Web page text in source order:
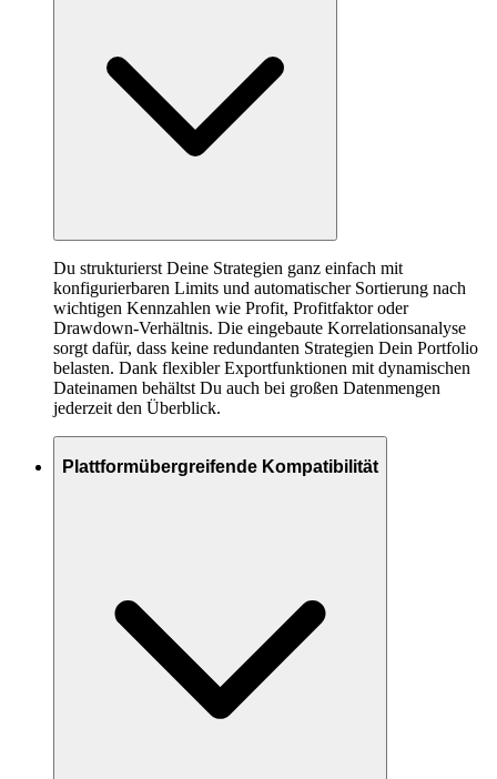
Du strukturierst Deine Strategien ganz einfach mit
konfigurierbaren Limits und automatischer Sortierung nach
wichtigen Kennzahlen wie Profit, Profitfaktor oder
Drawdown-Verhältnis. Die eingebaute Korrelationsanalyse
sorgt dafür, dass keine redundanten Strategien Dein Portfolio
belasten. Dank flexibler Exportfunktionen mit dynamischen
Dateinamen behältst Du auch bei großen Datenmengen
jederzeit den Überblick.
Plattformübergreifende Kompatibilität